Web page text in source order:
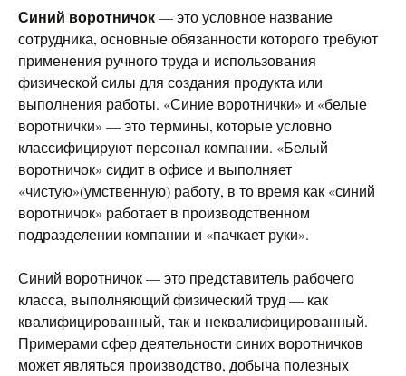
Синий воротничок— это условное название
сотрудника, основные обязанности которого требуют
применения ручного труда и использования
физической силы для создания продукта или
выполнения работы. «Синие воротнички» и «белые
воротнички» — это термины, которые условно
классифицируют персонал компании. «Белый
воротничок» сидит в офисе и выполняет
«чистую»(умственную) работу, в то время как «синий
воротничок» работает в производственном
подразделении компании и «пачкает руки».
Синий воротничок — это представитель рабочего
класса, выполняющий физический труд — как
квалифицированный, так и неквалифицированный.
Примерами сфер деятельности синих воротничков
может являться производство, добыча полезных